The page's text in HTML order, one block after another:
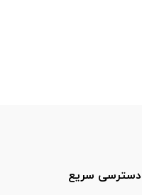
دسترسی سریع